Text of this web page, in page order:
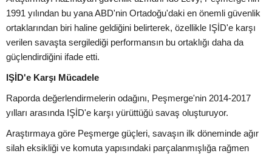
1991 yılından bu yana ABD'nin Ortadoğu'daki en önemli güvenlik
ortaklarından biri haline geldiğini belirterek, özellikle IŞİD'e karşı
verilen savaşta sergilediği performansın bu ortaklığı daha da
güçlendirdiğini ifade etti.
IŞİD'e Karşı Mücadele
Raporda değerlendirmelerin odağını, Peşmerge'nin 2014-2017
yılları arasında IŞİD'e karşı yürüttüğü savaş oluşturuyor.
Araştırmaya göre Peşmerge güçleri, savaşın ilk döneminde ağır
silah eksikliği ve komuta yapısındaki parçalanmışlığa rağmen